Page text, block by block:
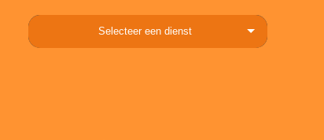
Selecteer een dienst